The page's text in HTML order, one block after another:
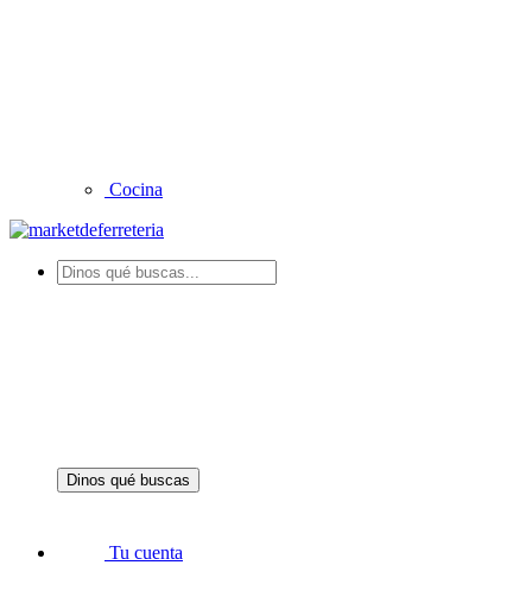
Cocina
Dinos qué buscas
Tu cuenta